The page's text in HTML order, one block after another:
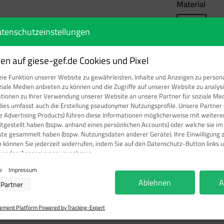
Material
Produkt Anzahl:
angehobene Heckklappe
auf giese-gef.de Cookies und Pixel
Funktion unserer Website zu gewährleisten, Inhalte und Anzeigen zu
Medien anbieten zu können und die Zugriffe auf unserer Website zu
zu Ihrer Verwendung unserer Website an unsere Partner für soziale
umfasst auch die Erstellung pseudonymer Nutzungsprofile. Unsere
Advertising Products) führen diese Informationen möglicherweise mit
haben (bspw. anhand eines persönlichen Accounts) oder welche sie
gesammelt haben (bspw. Nutzungsdaten anderer Geräte). Ihre Einwilligung
können Sie jederzeit widerrufen, indem Sie auf den Datenschutz-Button links
Anpassungen vornehmen.
durch unsere Partner:
Zugriff auf Informationen auf einem Endgerät
zur Auswahl personalisierter Werbung
zur Personalisierung von Inhalten
Impressum
Partner Ablehnen
Platform Powered by Tracking-Expert